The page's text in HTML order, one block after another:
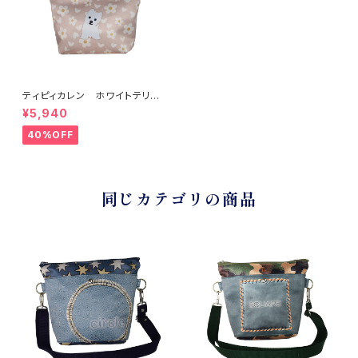
ティピィカレン ホワイトテリア
2WAYミニトートバッグ
¥5,940
40%OFF
同じカテゴリの商品